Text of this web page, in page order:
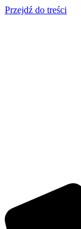
Przejdź do treści